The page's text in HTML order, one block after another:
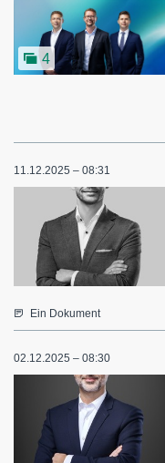
4
11.12.2025 – 08:31
Ein Dokument
02.12.2025 – 08:30